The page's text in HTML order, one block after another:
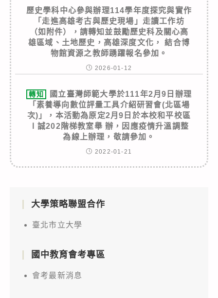
歷史學科中心參與辦理114學年度探究與實作
「走進高雄考古與歷史現場」走讀工作坊
（如附件），請轉知並鼓勵歷史科及關心高
雄區域、土地歷史，高雄深度文化， 結合博
物館資源之教師踴躍報名參加。
2026-01-12
轉知
國立臺灣師範大學於111年2月9日辦理
「素養導向數位評量工具介紹研習會(北區場
次)」，本活動為原定2月9日於本校和平校區
Ⅰ誠202階梯教室舉 辦，因應疫情升溫調整
為線上辦理，敬請參加。
2022-01-21
大學策略聯盟合作
臺北市立大學
國中教育會考專區
會考最新消息